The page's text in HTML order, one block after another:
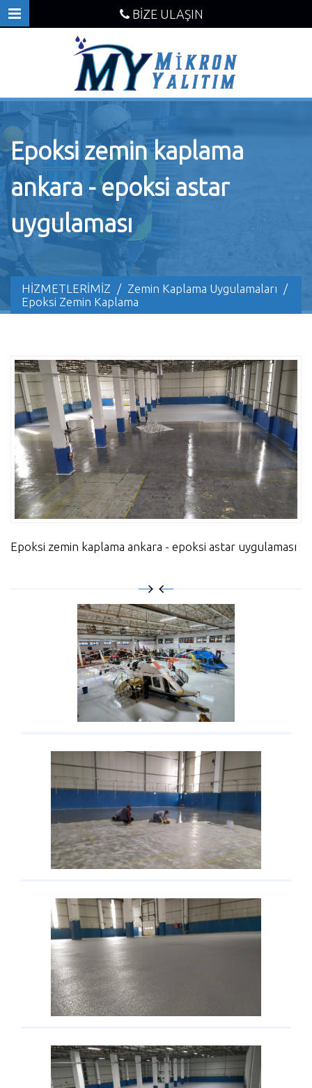
BİZE ULAŞIN
Epoksi zemin kaplama
ankara - epoksi astar
uygulaması
HİZMETLERİMİZ / Zemin Kaplama Uygulamaları /
Epoksi Zemin Kaplama
Epoksi zemin kaplama ankara - epoksi astar uygulaması